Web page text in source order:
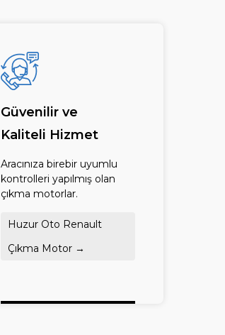
Güvenilir ve
Kaliteli Hizmet
Aracınıza birebir uyumlu
kontrolleri yapılmış olan
çıkma motorlar.
Huzur Oto Renault
Çıkma Motor →